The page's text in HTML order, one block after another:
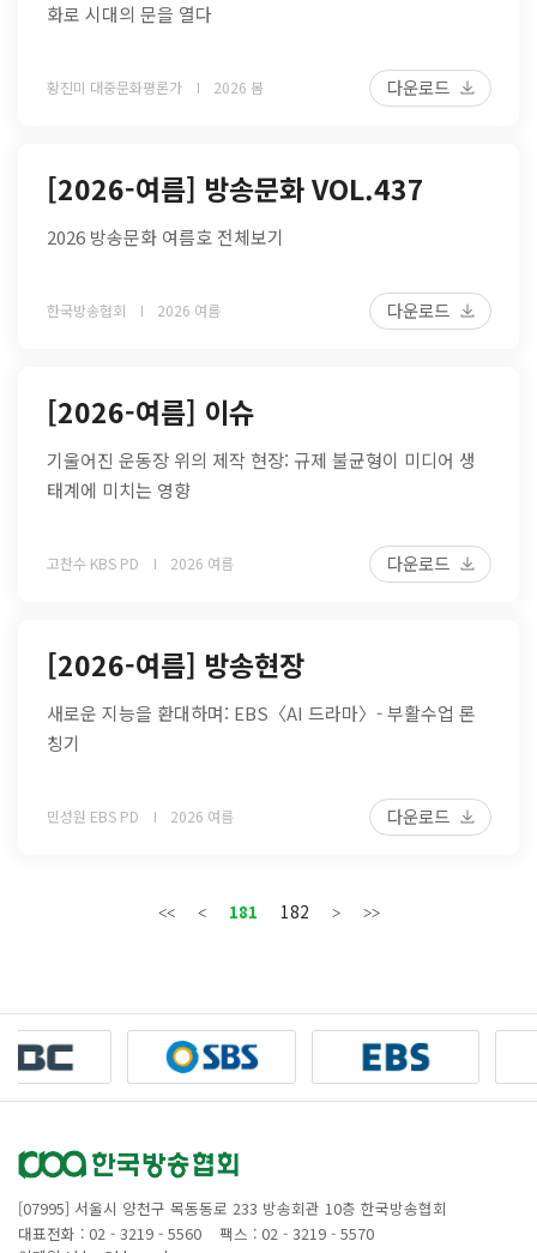
화로 시대의 문을 열다
황진미 대중문화평론가 2026 봄 다운로드
[2026-여름] 방송문화 VOL.437
2026 방송문화 여름호 전체보기
한국방송협회 2026 여름 다운로드
[2026-여름] 이슈
기울어진 운동장 위의 제작 현장: 규제 불균형이 미디어 생
태계에 미치는 영향
고찬수 KBS PD 2026 여름 다운로드
[2026-여름] 방송현장
새로운 지능을 환대하며: EBS〈AI 드라마〉- 부활수업 론
칭기
민성원 EBS PD 2026 여름 다운로드
181 182
[07995] 서울시 양천구 목동동로 233 방송회관 10층 한국방송협회
대표전화 : 02 - 3219 - 5560
팩스 : 02 - 3219 - 5570